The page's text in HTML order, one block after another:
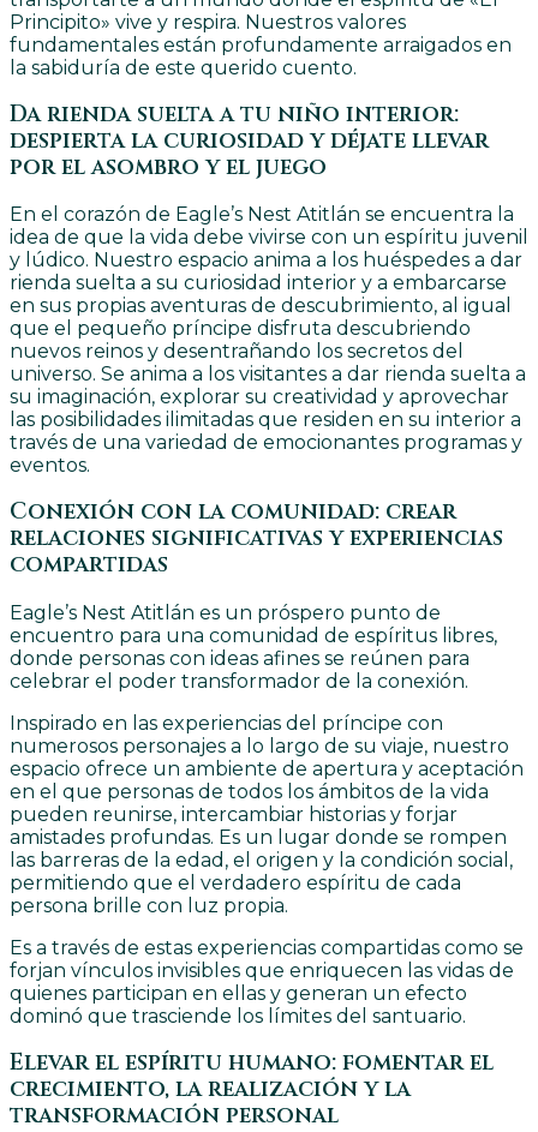
Principito» vive y respira. Nuestros valores
fundamentales están profundamente arraigados en
la sabiduría de este querido cuento.
Da rienda suelta a tu niño interior:
despierta la curiosidad y déjate llevar
por el asombro y el juego
En el corazón de Eagle’s Nest Atitlán se encuentra la
idea de que la vida debe vivirse con un espíritu juvenil
y lúdico. Nuestro espacio anima a los huéspedes a dar
rienda suelta a su curiosidad interior y a embarcarse
en sus propias aventuras de descubrimiento, al igual
que el pequeño príncipe disfruta descubriendo
nuevos reinos y desentrañando los secretos del
universo. Se anima a los visitantes a dar rienda suelta a
su imaginación, explorar su creatividad y aprovechar
las posibilidades ilimitadas que residen en su interior a
través de una variedad de emocionantes programas y
eventos.
Conexión con la comunidad: crear
relaciones significativas y experiencias
compartidas
Eagle’s Nest Atitlán es un próspero punto de
encuentro para una comunidad de espíritus libres,
donde personas con ideas afines se reúnen para
celebrar el poder transformador de la conexión.
Inspirado en las experiencias del príncipe con
numerosos personajes a lo largo de su viaje, nuestro
espacio ofrece un ambiente de apertura y aceptación
en el que personas de todos los ámbitos de la vida
pueden reunirse, intercambiar historias y forjar
amistades profundas. Es un lugar donde se rompen
las barreras de la edad, el origen y la condición social,
permitiendo que el verdadero espíritu de cada
persona brille con luz propia.
Es a través de estas experiencias compartidas como se
forjan vínculos invisibles que enriquecen las vidas de
quienes participan en ellas y generan un efecto
dominó que trasciende los límites del santuario.
Elevar el espíritu humano: fomentar el
crecimiento, la realización y la
transformación personal